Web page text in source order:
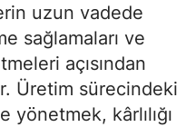
uzun vadede
sağlamaları ve
açısından
Üretim sürecindeki
kârlılığı